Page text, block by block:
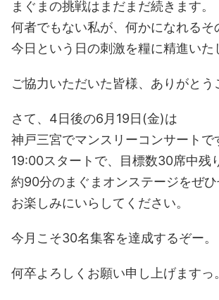
まぐまの挑戦はまだまだ続きます。
何者でもない私が、何かになれるそ
今日という日の刺激を糧に精進いた
ご協力いただいた皆様、ありがとう
さて、4日後の6月19日(金)は
神戸三宮でマンスリーコンサートで
19:00スタートで、目標数30席中残
約90分のまぐまオンステージをぜひ
お楽しみにいらしてください。
今月こそ30名集客を達成するぞー。
何卒よろしくお願い申し上げますっ。